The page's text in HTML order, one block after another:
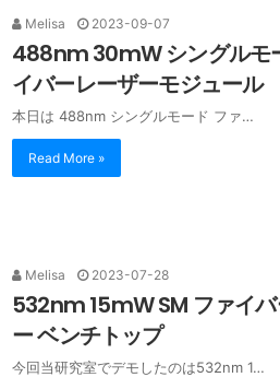
Melisa 2023-09-07
488nm 30mW シングルモ
イバーレーザーモジュール
本日は 488nm シングルモード ファ…
Read More »
Melisa 2023-07-28
532nm 15mW SM ファイ
ー ベンチトップ
今回当研究室でデモしたのは532nm 1…